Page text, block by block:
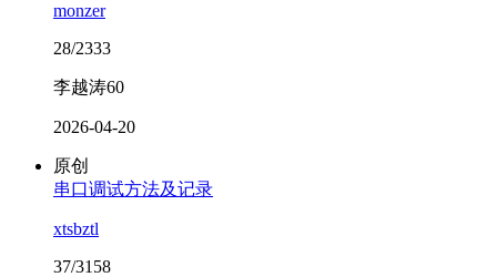
monzer
28/2333
李越涛60
2026-04-20
原创
串口调试方法及记录
xtsbztl
37/3158